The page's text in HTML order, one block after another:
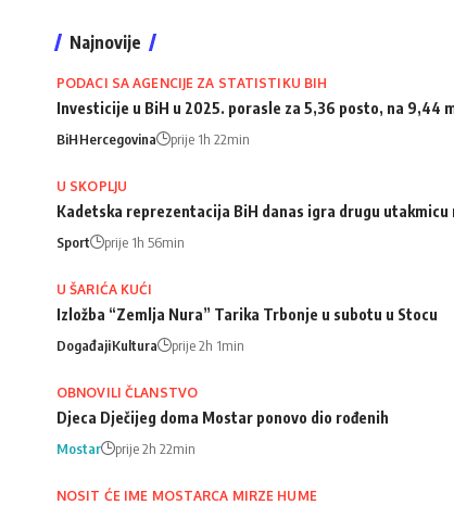
Najnovije
PODACI SA AGENCIJE ZA STATISTIKU BIH
Investicije u BiH u 2025. porasle za 5,36 posto, na 9,44
BiHHercegovina prije 1h 22min
U SKOPLJU
Kadetska reprezentacija BiH danas igra drugu utakmicu
Sport prije 1h 56min
U ŠARIĆA KUĆI
Izložba “Zemlja Nura” Tarika Trbonje u subotu u Stocu
DogađajiKultura prije 2h 1min
OBNOVILI ČLANSTVO
Djeca Dječijeg doma Mostar ponovo dio rođenih
Mostar prije 2h 22min
NOSIT ĆE IME MOSTARCA MIRZE HUME